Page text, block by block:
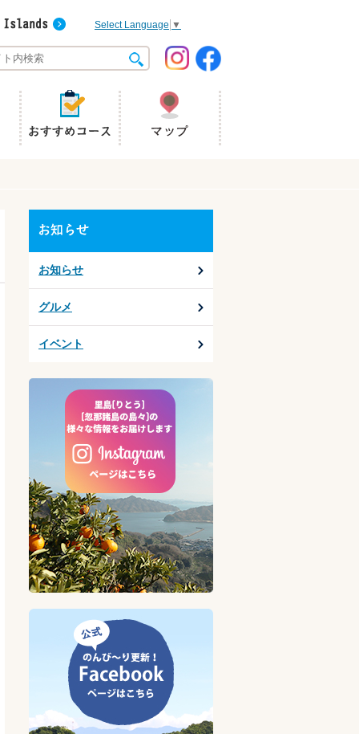
Select Language ▼
お知らせ
グルメ
イベント